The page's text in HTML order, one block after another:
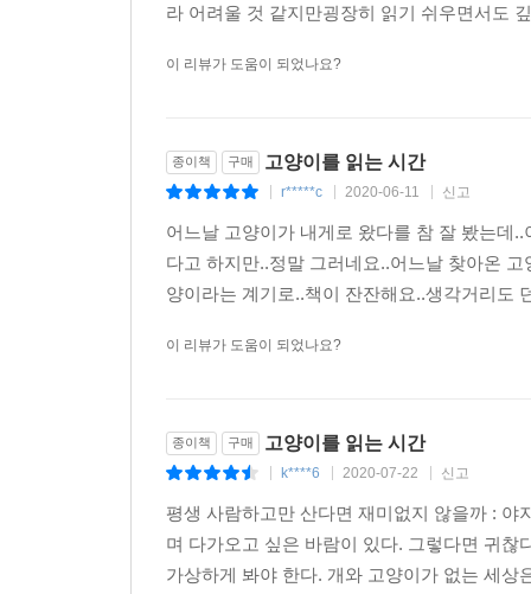
9 고양이는 다 다르다. 세상에 같은 고양이는 없
라 어려울 것 같지만굉장히 읽기 쉬우면서도
이 리뷰가 도움이 되었나요?
종이책 구매 고양이를 읽는 시간
r*****c 2020-06-11 신고
어느날 고양이가 내게로 왔다를 참 잘 봤는데
다고 하지만..정말 그러네요..어느날 찾아온
양이라는 계기로..책이 잔잔해요..생각거리도
이 리뷰가 도움이 되었나요?
종이책 구매 고양이를 읽는 시간
k****6 2020-07-22 신고
평생 사람하고만 산다면 재미없지 않을까 :
며 다가오고 싶은 바람이 있다. 그렇다면 귀
가상하게 봐야 한다. 개와 고양이가 없는 세